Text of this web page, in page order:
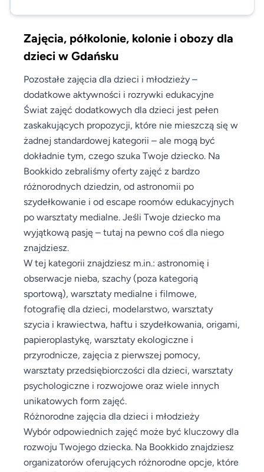
Zajęcia, półkolonie, kolonie i obozy dla
dzieci w Gdańsku
Pozostałe zajęcia dla dzieci i młodzieży –
dodatkowe aktywności i rozrywki edukacyjne
Świat zajęć dodatkowych dla dzieci jest pełen
zaskakujących propozycji, które nie mieszczą się w
żadnej standardowej kategorii – ale mogą być
dokładnie tym, czego szuka Twoje dziecko. Na
Bookkido zebraliśmy oferty zajęć z bardzo
różnorodnych dziedzin, od astronomii po
szydełkowanie i od escape roomów edukacyjnych
po warsztaty medialne. Jeśli Twoje dziecko ma
wyjątkową pasję – tutaj na pewno coś dla niego
znajdziesz.
W tej kategorii znajdziesz m.in.: astronomię i
obserwacje nieba, szachy (poza kategorią
sportową), warsztaty medialne i filmowe,
fotografię dla dzieci, modelarstwo, warsztaty
szycia i krawiectwa, haftu i szydełkowania, origami,
papieroplastykę, warsztaty ekologiczne i
przyrodnicze, zajęcia z pierwszej pomocy,
warsztaty przedsiębiorczości dla dzieci, warsztaty
psychologiczne i rozwojowe oraz wiele innych
unikatowych form zajęć.
Różnorodne zajęcia dla dzieci i młodzieży
Wybór odpowiednich zajęć może być kluczowy dla
rozwoju Twojego dziecka. Na Bookkido znajdziesz
organizatorów oferujących różnorodne opcje, które